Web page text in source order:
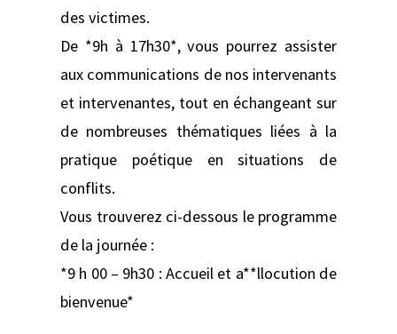
des victimes.
De *9h à 17h30*, vous pourrez assister
aux communications de nos intervenants
et intervenantes, tout en échangeant sur
de nombreuses thématiques liées à la
pratique poétique en situations de
conflits.
Vous trouverez ci-dessous le programme
de la journée :
*9 h 00 – 9h30 : Accueil et a**llocution de
bienvenue*